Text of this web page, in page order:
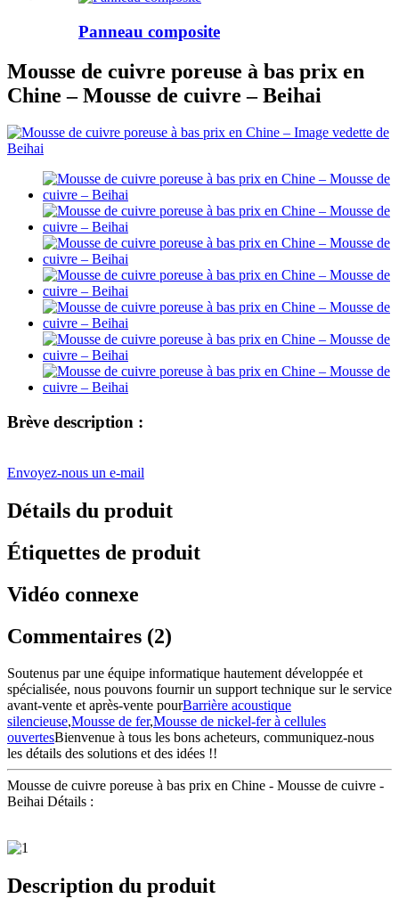
Panneau composite
Mousse de cuivre poreuse à bas prix en
Chine – Mousse de cuivre – Beihai
Brève description :
Envoyez-nous un e-mail
Détails du produit
Étiquettes de produit
Vidéo connexe
Commentaires (2)
Soutenus par une équipe informatique hautement développée et
spécialisée, nous pouvons fournir un support technique sur le service
avant-vente et après-vente pourBarrière acoustique
silencieuse,Mousse de fer,Mousse de nickel-fer à cellules
ouvertesBienvenue à tous les bons acheteurs, communiquez-nous
les détails des solutions et des idées !!
Mousse de cuivre poreuse à bas prix en Chine - Mousse de cuivre -
Beihai Détails :
Description du produit